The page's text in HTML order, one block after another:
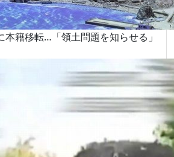
本籍移転…「領土問題を知らせる」